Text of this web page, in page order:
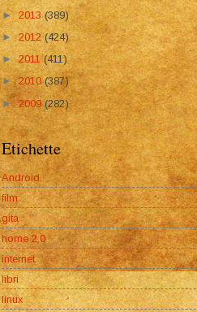
►2013(389)
►2012(424)
►2011(411)
►2010(387)
►2009(282)
Etichette
Android
film
gita
home 2.0
internet
libri
linux